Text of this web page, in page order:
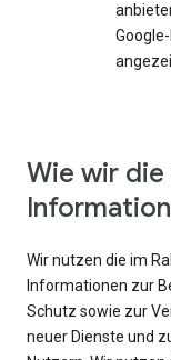
Wie wir die
Wir nutzen die im
Informationen zur
Schutz sowie zur
neuer Dienste und